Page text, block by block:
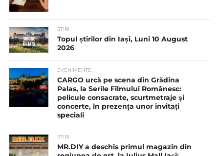
STIRI
Topul știrilor din Iași, Luni 10 August
2026
EVENIMENTE
CARGO urcă pe scena din Grădina
Palas, la Serile Filmului Românesc:
pelicule consacrate, scurtmetraje și
concerte, în prezența unor invitați
speciali
STIRI
MR.DIY a deschis primul magazin din